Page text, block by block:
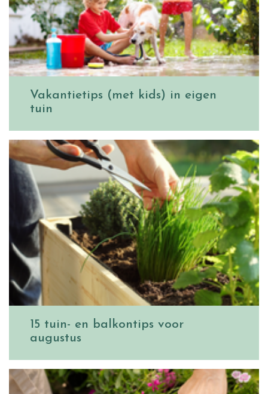
Vakantietips (met kids) in eigen
tuin
15 tuin- en balkontips voor
augustus